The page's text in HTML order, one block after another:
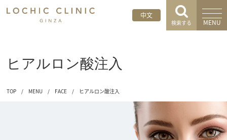
中文
検索する MENU
ヒアルロン酸注入
TOP / MENU / FACE / ヒアルロン酸注入